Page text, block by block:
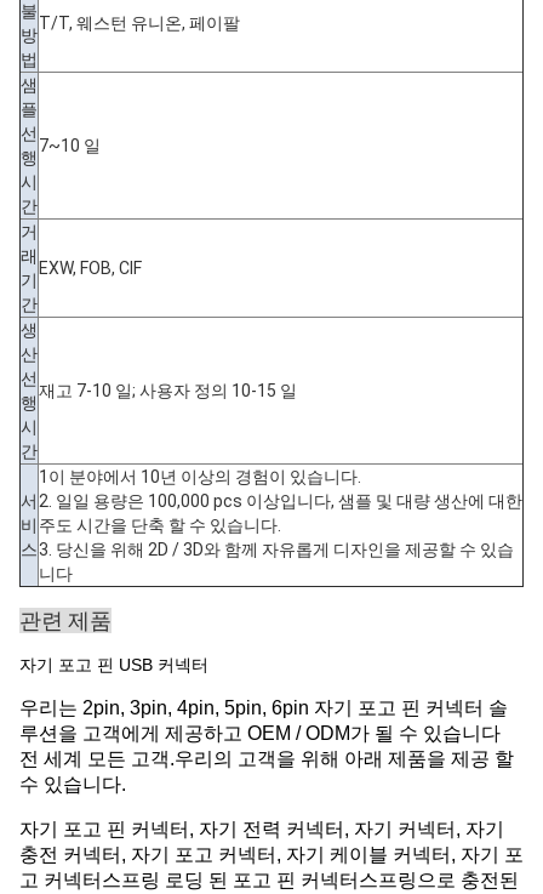
불
방
법
T/T, 웨스턴 유니온, 페이팔
샘
플
선
행
시
간
7~10 일
거
래
기
간
EXW, FOB, CIF
생
산
선
행
시
간
재고 7-10 일; 사용자 정의 10-15 일
서
비
스
1이 분야에서 10년 이상의 경험이 있습니다.
2. 일일 용량은 100,000 pcs 이상입니다, 샘플 및 대량 생산에 대한
주도 시간을 단축 할 수 있습니다.
3. 당신을 위해 2D / 3D와 함께 자유롭게 디자인을 제공할 수 있습
니다
관련 제품
자기 포고 핀 USB 커넥터
우리는 2pin, 3pin, 4pin, 5pin, 6pin 자기 포고 핀 커넥터 솔
루션을 고객에게 제공하고 OEM / ODM가 될 수 있습니다
전 세계 모든 고객.우리의 고객을 위해 아래 제품을 제공 할
수 있습니다.
자기 포고 핀 커넥터, 자기 전력 커넥터, 자기 커넥터, 자기
충전 커넥터, 자기 포고 커넥터, 자기 케이블 커넥터, 자기 포
고 커넥터스프링 로딩 된 포고 핀 커넥터스프링으로 충전된